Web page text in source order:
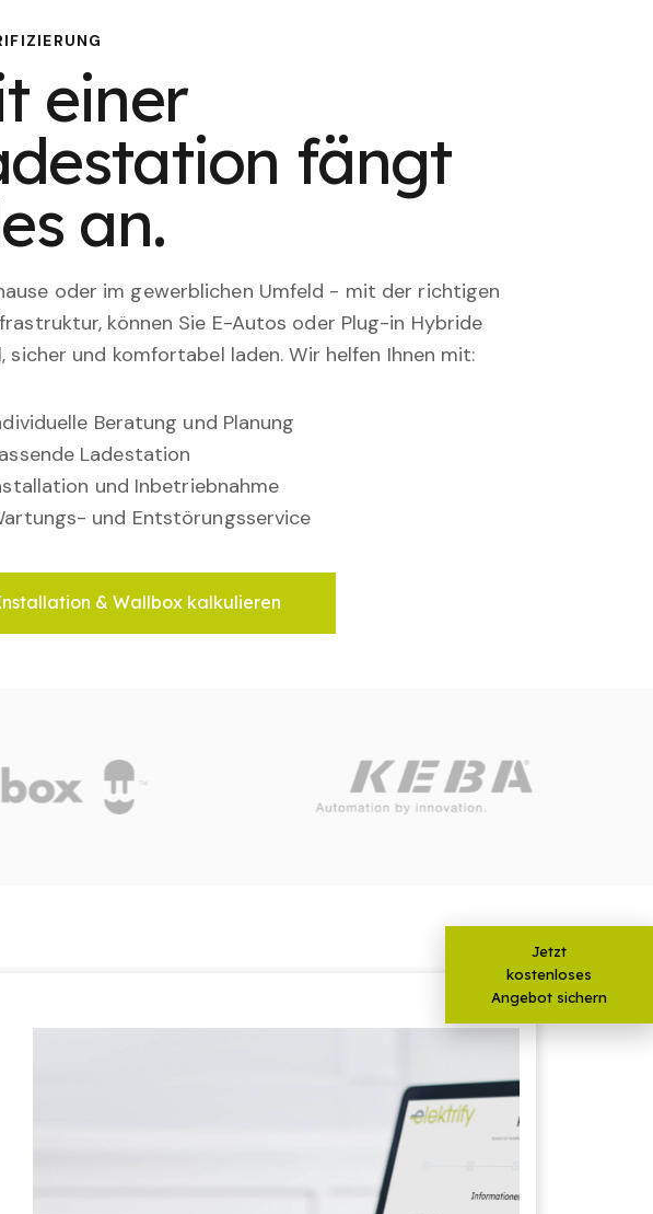
einer
fängt
an.
oder im gewerblichen Umfeld - mit der richtigen
können Sie E-Autos oder Plug-in Hybride
sicher und komfortabel laden. Wir helfen Ihnen mit:
Beratung und Planung
Ladestation
und Inbetriebnahme
und Entstörungsservice
& Wallbox kalkulieren
Jetzt
kostenloses
Angebot sichern